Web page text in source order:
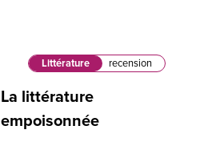
Littérature recension
La littérature
empoisonnée